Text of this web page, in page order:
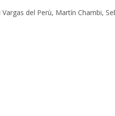
del Perù, Martín Chambi,